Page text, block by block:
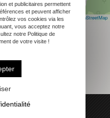
Leaflet OpenStreetMap
et publicitaires permettent
et peuvent afficher
vos cookies via les
vous acceptez notre
notre Politique de
de votre visite !